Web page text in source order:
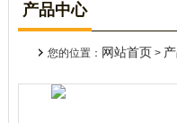
产品中心
您的位置： 网站首页 >